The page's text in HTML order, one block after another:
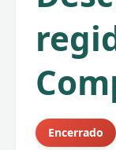
Encerrado